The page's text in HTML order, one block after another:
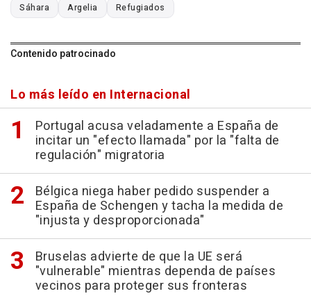
Sáhara Argelia Refugiados
Contenido patrocinado
Lo más leído en Internacional
Portugal acusa veladamente a España de
incitar un "efecto llamada" por la "falta de
regulación" migratoria
Bélgica niega haber pedido suspender a
España de Schengen y tacha la medida de
"injusta y desproporcionada"
Bruselas advierte de que la UE será
"vulnerable" mientras dependa de países
vecinos para proteger sus fronteras